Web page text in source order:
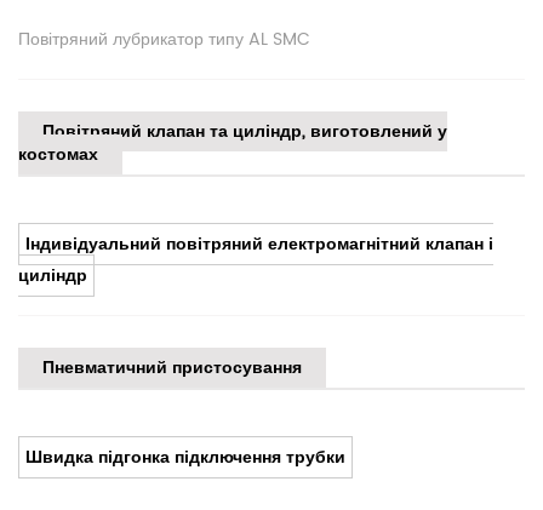
Повітряний лубрикатор типу AL SMC
Повітряний клапан та циліндр, виготовлений у
костомах
Індивідуальний повітряний електромагнітний клапан і
циліндр
Пневматичний пристосування
Швидка підгонка підключення трубки